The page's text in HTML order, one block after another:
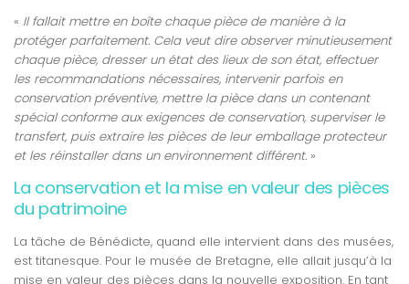
« Il fallait mettre en boîte chaque pièce de manière à la
protéger parfaitement. Cela veut dire observer minutieusement
chaque pièce, dresser un état des lieux de son état, effectuer
les recommandations nécessaires, intervenir parfois en
conservation préventive, mettre la pièce dans un contenant
spécial conforme aux exigences de conservation, superviser le
transfert, puis extraire les pièces de leur emballage protecteur
et les réinstaller dans un environnement différent. »
La conservation et la mise en valeur des pièces
du patrimoine
La tâche de Bénédicte, quand elle intervient dans des musées,
est titanesque. Pour le musée de Bretagne, elle allait jusqu’à la
mise en valeur des pièces dans la nouvelle exposition. En tant